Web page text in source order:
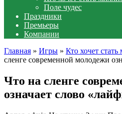
Поле чудес
Праздники
Премьеры
Компании
Главная » Игры » Кто хочет
сленге современной молодежи
Что на сленге
означает слово